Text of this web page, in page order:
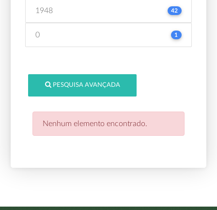
1948 42
0 1
PESQUISA AVANÇADA
Nenhum elemento encontrado.